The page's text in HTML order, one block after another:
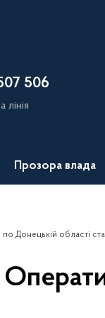
506
лінія
Прозора влада
Донецькій області